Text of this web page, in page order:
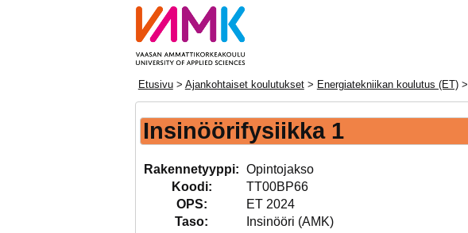
Etusivu> Ajankohtaiset koulutukset> Energiatekniikan koulutus (ET)>
Insinöörifysiikka 1
Rakennetyyppi: Opintojakso
Koodi:
TT00BP66
OPS:
ET 2024
Taso:
Insinööri (AMK)